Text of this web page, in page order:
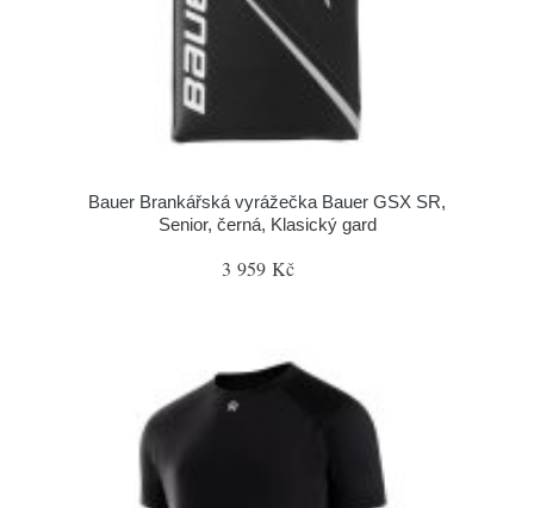
Bauer Brankářská vyrážečka Bauer GSX SR,
Senior, černá, Klasický gard
3 959 Kč